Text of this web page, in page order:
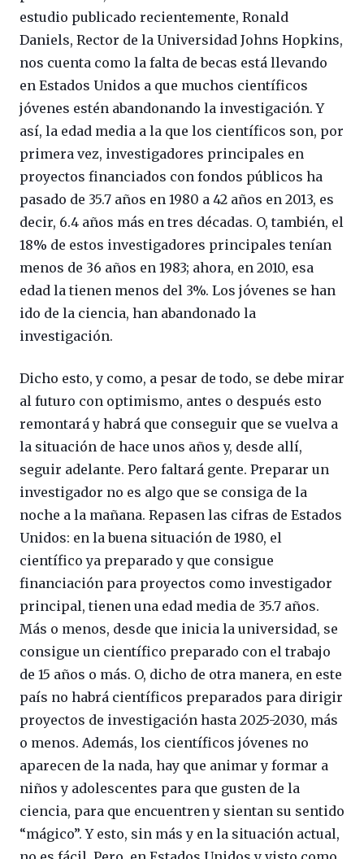
estudio publicado recientemente, Ronald
Daniels, Rector de la Universidad Johns Hopkins,
nos cuenta como la falta de becas está llevando
en Estados Unidos a que muchos científicos
jóvenes estén abandonando la investigación. Y
así, la edad media a la que los científicos son, por
primera vez, investigadores principales en
proyectos financiados con fondos públicos ha
pasado de 35.7 años en 1980 a 42 años en 2013, es
decir, 6.4 años más en tres décadas. O, también, el
18% de estos investigadores principales tenían
menos de 36 años en 1983; ahora, en 2010, esa
edad la tienen menos del 3%. Los jóvenes se han
ido de la ciencia, han abandonado la
investigación.
Dicho esto, y como, a pesar de todo, se debe mirar
al futuro con optimismo, antes o después esto
remontará y habrá que conseguir que se vuelva a
la situación de hace unos años y, desde allí,
seguir adelante. Pero faltará gente. Preparar un
investigador no es algo que se consiga de la
noche a la mañana. Repasen las cifras de Estados
Unidos: en la buena situación de 1980, el
científico ya preparado y que consigue
financiación para proyectos como investigador
principal, tienen una edad media de 35.7 años.
Más o menos, desde que inicia la universidad, se
consigue un científico preparado con el trabajo
de 15 años o más. O, dicho de otra manera, en este
país no habrá científicos preparados para dirigir
proyectos de investigación hasta 2025-2030, más
o menos. Además, los científicos jóvenes no
aparecen de la nada, hay que animar y formar a
niños y adolescentes para que gusten de la
ciencia, para que encuentren y sientan su sentido
“mágico”. Y esto, sin más y en la situación actual,